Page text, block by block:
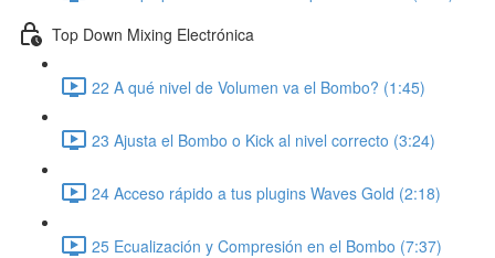
Top Down Mixing Electrónica
22 A qué nivel de Volumen va el Bombo? (1:45)
23 Ajusta el Bombo o Kick al nivel correcto (3:24)
24 Acceso rápido a tus plugins Waves Gold (2:18)
25 Ecualización y Compresión en el Bombo (7:37)